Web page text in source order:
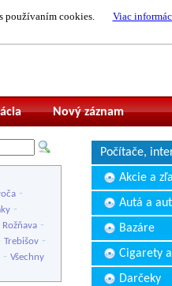
používaním cookies. Viac
Nový záznam
-
-
Rožňava -
Trebišov -
- Všechny
Počítače,
Akcie a
Autá a
Bazáre
Cigarety
Darčeky